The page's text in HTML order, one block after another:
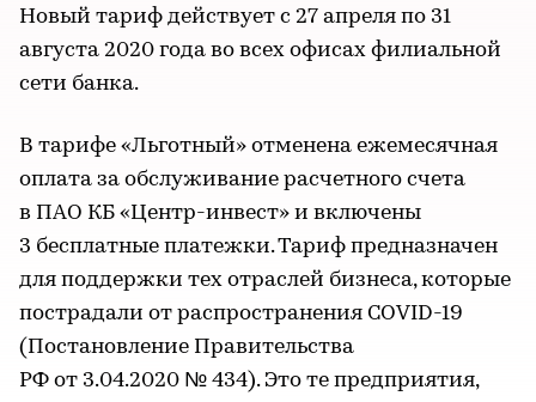
Новый тариф действует с 27 апреля по 31
августа 2020 года во всех офисах филиальной
сети банка.
В тарифе «Льготный» отменена ежемесячная
оплата за обслуживание расчетного счета
в ПАО КБ «Центр-инвест» и включены
3 бесплатные платежки. Тариф предназначен
для поддержки тех отраслей бизнеса, которые
пострадали от распространения COVID-19
(Постановление Правительства
РФ от 3.04.2020 № 434). Это те предприятия,